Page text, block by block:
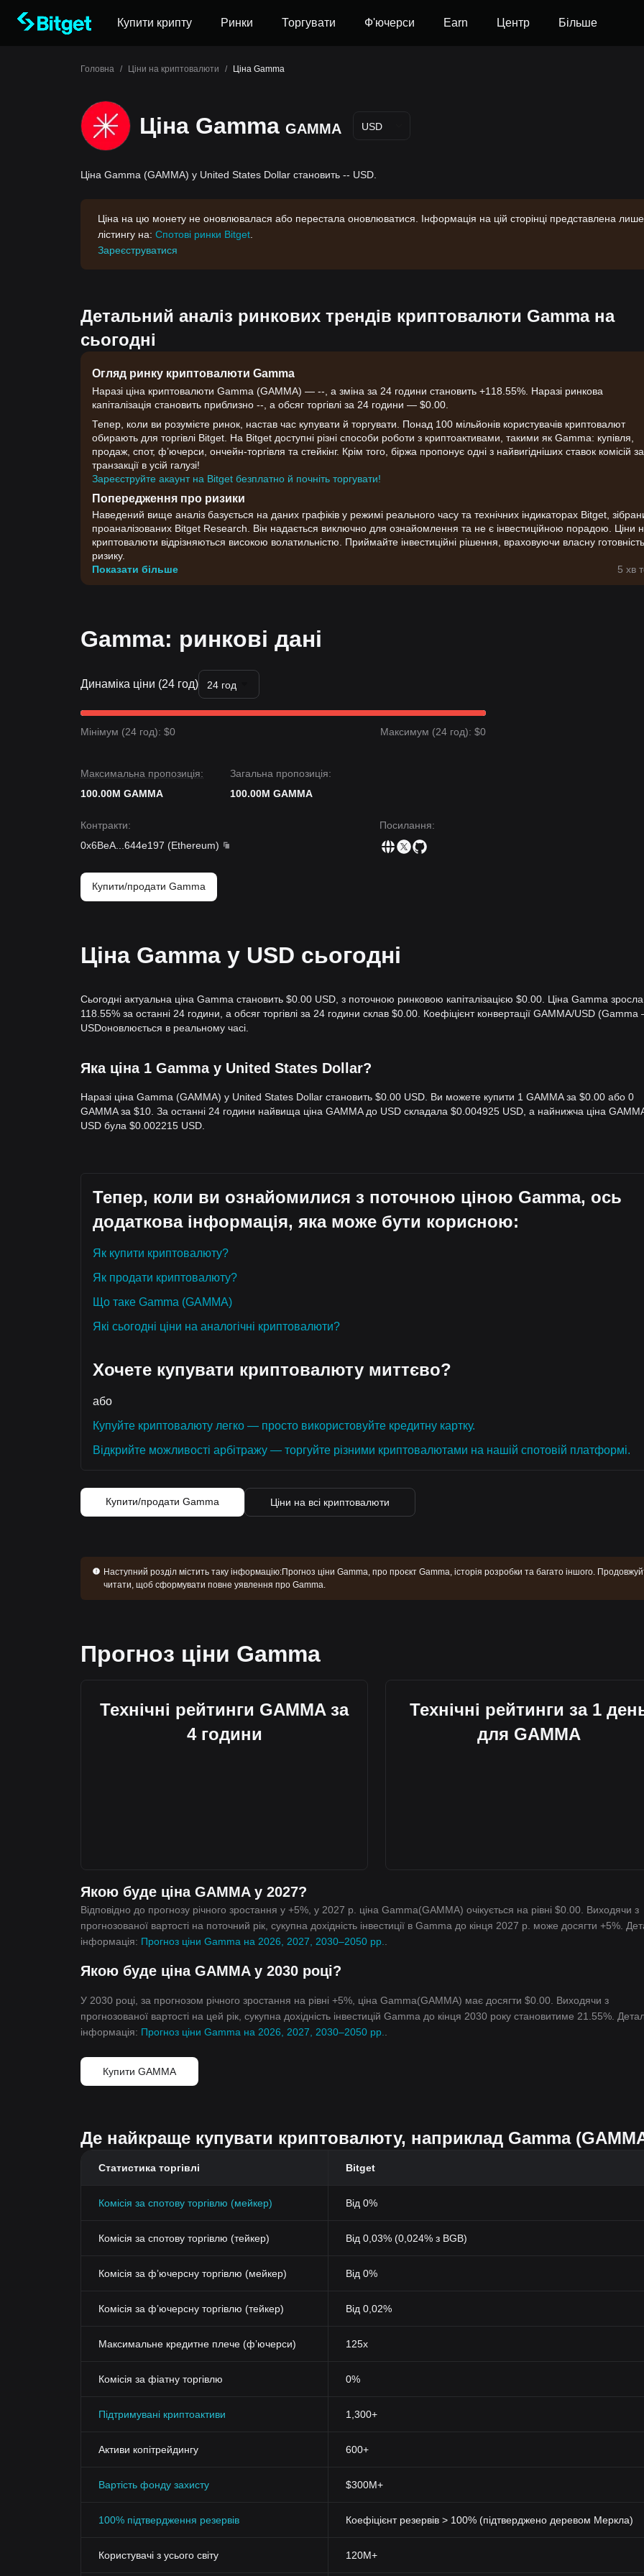
Купити крипту Ринки Торгувати Ф'ючерси Earn Центр Більше
Головна / Ціни на криптовалюти / Ціна Gamma
Ціна Gamma GAMMA USD
Ціна Gamma (GAMMA) у United States Dollar становить -- USD.
Ціна на цю монету не оновлювалася або перестала оновлюватися. Інформація на цій сторінці представлена
лістингу на: Спотові ринки Bitget
Зареєструватися
Детальний аналіз ринкових трендів криптовалюти Gamma на
сьогодні
Огляд ринку криптовалюти Gamma
Наразі ціна криптовалюти Gamma (GAMMA) — --, а зміна за 24 години становить +118.55%. Наразі ринкова
капіталізація становить приблизно --, а обсяг торгівлі за 24 години — $0.00.
Тепер, коли ви розумієте ринок, настав час купувати й торгувати. Понад 100 мільйонів користувачів криптовалют
обирають для торгівлі Bitget. На Bitget доступні різні способи роботи з криптоактивами, такими як Gamma: купівля,
продаж, спот, ф’ючерси, ончейн-торгівля та стейкінг. Крім того, біржа пропонує одні з найвигідніших ставок комісій за
транзакції в усій галузі!
Зареєструйте акаунт на Bitget безплатно й почніть торгувати!
Попередження про ризики
Наведений вище аналіз базується на даних графіків у режимі реального часу та технічних індикаторах Bitget,
проаналізованих Bitget Research. Він надається виключно для ознайомлення та не є інвестиційною порадою. Ціни
криптовалюти відрізняються високою волатильністю. Приймайте інвестиційні рішення, враховуючи власну
ризику.
Показати більше
5 хв
Gamma: ринкові дані
Динаміка ціни (24 год) 24 год
Мінімум (24 год): $0 Максимум (24 год): $0
Максимальна пропозиція:
100.00M GAMMA
Загальна пропозиція:
100.00M GAMMA
Контракти:
0x6BeA
644e197 (Ethereum)
Посилання:
Купити/продати Gamma
Ціна Gamma у USD сьогодні
Сьогодні актуальна ціна Gamma становить $0.00 USD, з поточною ринковою капіталізацією $0.00. Ціна Gamma
118.55% за останні 24 години, а обсяг торгівлі за 24 години склав $0.00. Коефіцієнт конвертації GAMMA/USD (Gamma
USDоновлюється в реальному часі.
Яка ціна 1 Gamma у United States Dollar?
Наразі ціна Gamma (GAMMA) у United States Dollar становить $0.00 USD. Ви можете купити 1 GAMMA за $0.00 або 0
GAMMA за $10. За останні 24 години найвища ціна GAMMA до USD складала $0.004925 USD, а найнижча ціна
USD була $0.002215 USD.
Тепер, коли ви ознайомилися з поточною ціною Gamma, ось
додаткова інформація, яка може бути корисною:
Як купити криптовалюту?
Як продати криптовалюту?
Що таке Gamma (GAMMA)
Які сьогодні ціни на аналогічні криптовалюти?
Хочете купувати криптовалюту миттєво?
або
Купуйте криптовалюту легко — просто використовуйте кредитну картку.
Відкрийте можливості арбітражу — торгуйте різними криптовалютами на нашій спотовій платформі.
Купити/продати Gamma Ціни на всі криптовалюти
Наступний розділ містить таку інформацію:Прогноз ціни Gamma, про проєкт Gamma, історія розробки та багато іншого.
читати, щоб сформувати повне уявлення про Gamma.
Прогноз ціни Gamma
Технічні рейтинги GAMMA за
4 години
Технічні рейтинги за 1
для GAMMA
Якою буде ціна GAMMA у 2027?
Відповідно до прогнозу річного зростання у +5%, у 2027 р. ціна Gamma(GAMMA) очікується на рівні $0.00. Виходячи з
прогнозованої вартості на поточний рік, сукупна дохідність інвестиції в Gamma до кінця 2027 р. може досягти +5%.
інформація: Прогноз ціни Gamma на 2026, 2027, 2030–2050 рр.
Якою буде ціна GAMMA у 2030 році?
У 2030 році, за прогнозом річного зростання на рівні +5%, ціна Gamma(GAMMA) має досягти $0.00. Виходячи з
прогнозованої вартості на цей рік, сукупна дохідність інвестицій Gamma до кінця 2030 року становитиме 21.55%.
інформація: Прогноз ціни Gamma на 2026, 2027, 2030–2050 рр.
Купити GAMMA
Де найкраще купувати криптовалюту, наприклад Gamma
Статистика торгівлі Bitget
Комісія за спотову торгівлю (мейкер) Від 0%
Комісія за спотову торгівлю (тейкер) Від 0,03% (0,024% з BGB)
Комісія за фʼючерсну торгівлю (мейкер) Від 0%
Комісія за фʼючерсну торгівлю (тейкер) Від 0,02%
Максимальне кредитне плече (фʼючерси) 125x
Комісія за фіатну торгівлю 0%
Підтримувані криптоактиви 1,300+
Активи копітрейдингу 600+
Вартість фонду захисту $300M+
100% підтвердження резервів Коефіцієнт резервів > 100% (підтверджено деревом Меркла)
Користувачі з усього світу 120M+